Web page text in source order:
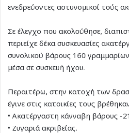
ενεδρεύοντες αστυνομικοί τούς
Σε έλεγχο που ακολούθησε,
περιείχε δέκα συσκευασίες
συνολικού βάρους 160
μέσα σε συσκευή ήχου.
Περαιτέρω, στην κατοχή των
έγινε στις κατοικίες τους
• Ακατέργαστη κάνναβη βάρους -
• Ζυγαριά ακριβείας.